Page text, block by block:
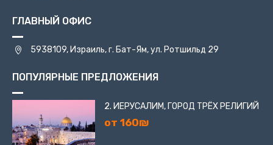
ГЛАВНЫЙ ОФИС
5938109, Израиль, г. Бат-Ям, ул. Ротшильд 29
ПОПУЛЯРНЫЕ ПРЕДЛОЖЕНИЯ
2. ИЕРУСАЛИМ, ГОРОД ТРЁХ РЕЛИГИЙ
от 160₪